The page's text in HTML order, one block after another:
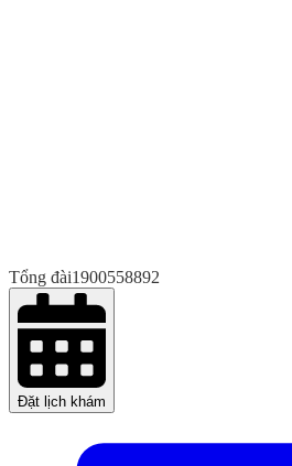
Tổng đài1900558892
Đặt lịch khám